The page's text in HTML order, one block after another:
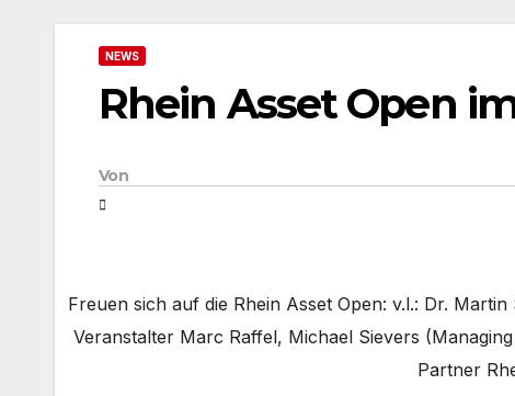
NEWS
Rhein Asset Open
Von
Freuen sich auf die Rhein Asset Open: v.l.: Dr.
Veranstalter Marc Raffel, Michael Sievers
Partner